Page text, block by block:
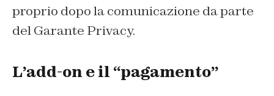
proprio dopo la comunicazione da parte
del Garante Privacy.
L’add-on e il “pagamento”